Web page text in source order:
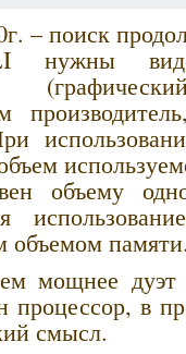
– поиск
нужны
объему
объемом
мощнее дуэт
в
смысл.